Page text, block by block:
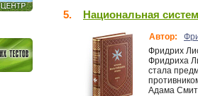
5. Национальная
Автор:
Фридрих
Фридриха
стала
Адама